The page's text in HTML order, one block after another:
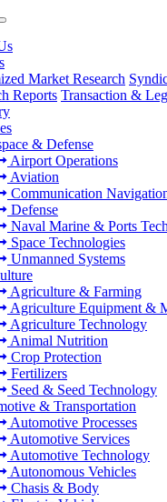
Market Research
Reports Transaction &
& Defense
Airport Operations
Aviation
Communication
Defense
Naval Marine & Ports
Space Technologies
Unmanned Systems
Agriculture & Farming
Agriculture Equipment &
Agriculture Technology
Animal Nutrition
Crop Protection
Fertilizers
Seed & Seed Technology
& Transportation
Automotive Processes
Automotive Services
Automotive Technology
Autonomous Vehicles
Chasis & Body